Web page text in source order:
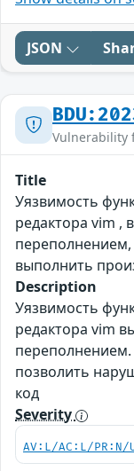
JSON
Vulnerability
Title
Уязвимость
редактора vim ,
выполнить
Description
Уязвимость
редактора vim
переполнением.
позволить
код
Severity
AV:L/AC:L/